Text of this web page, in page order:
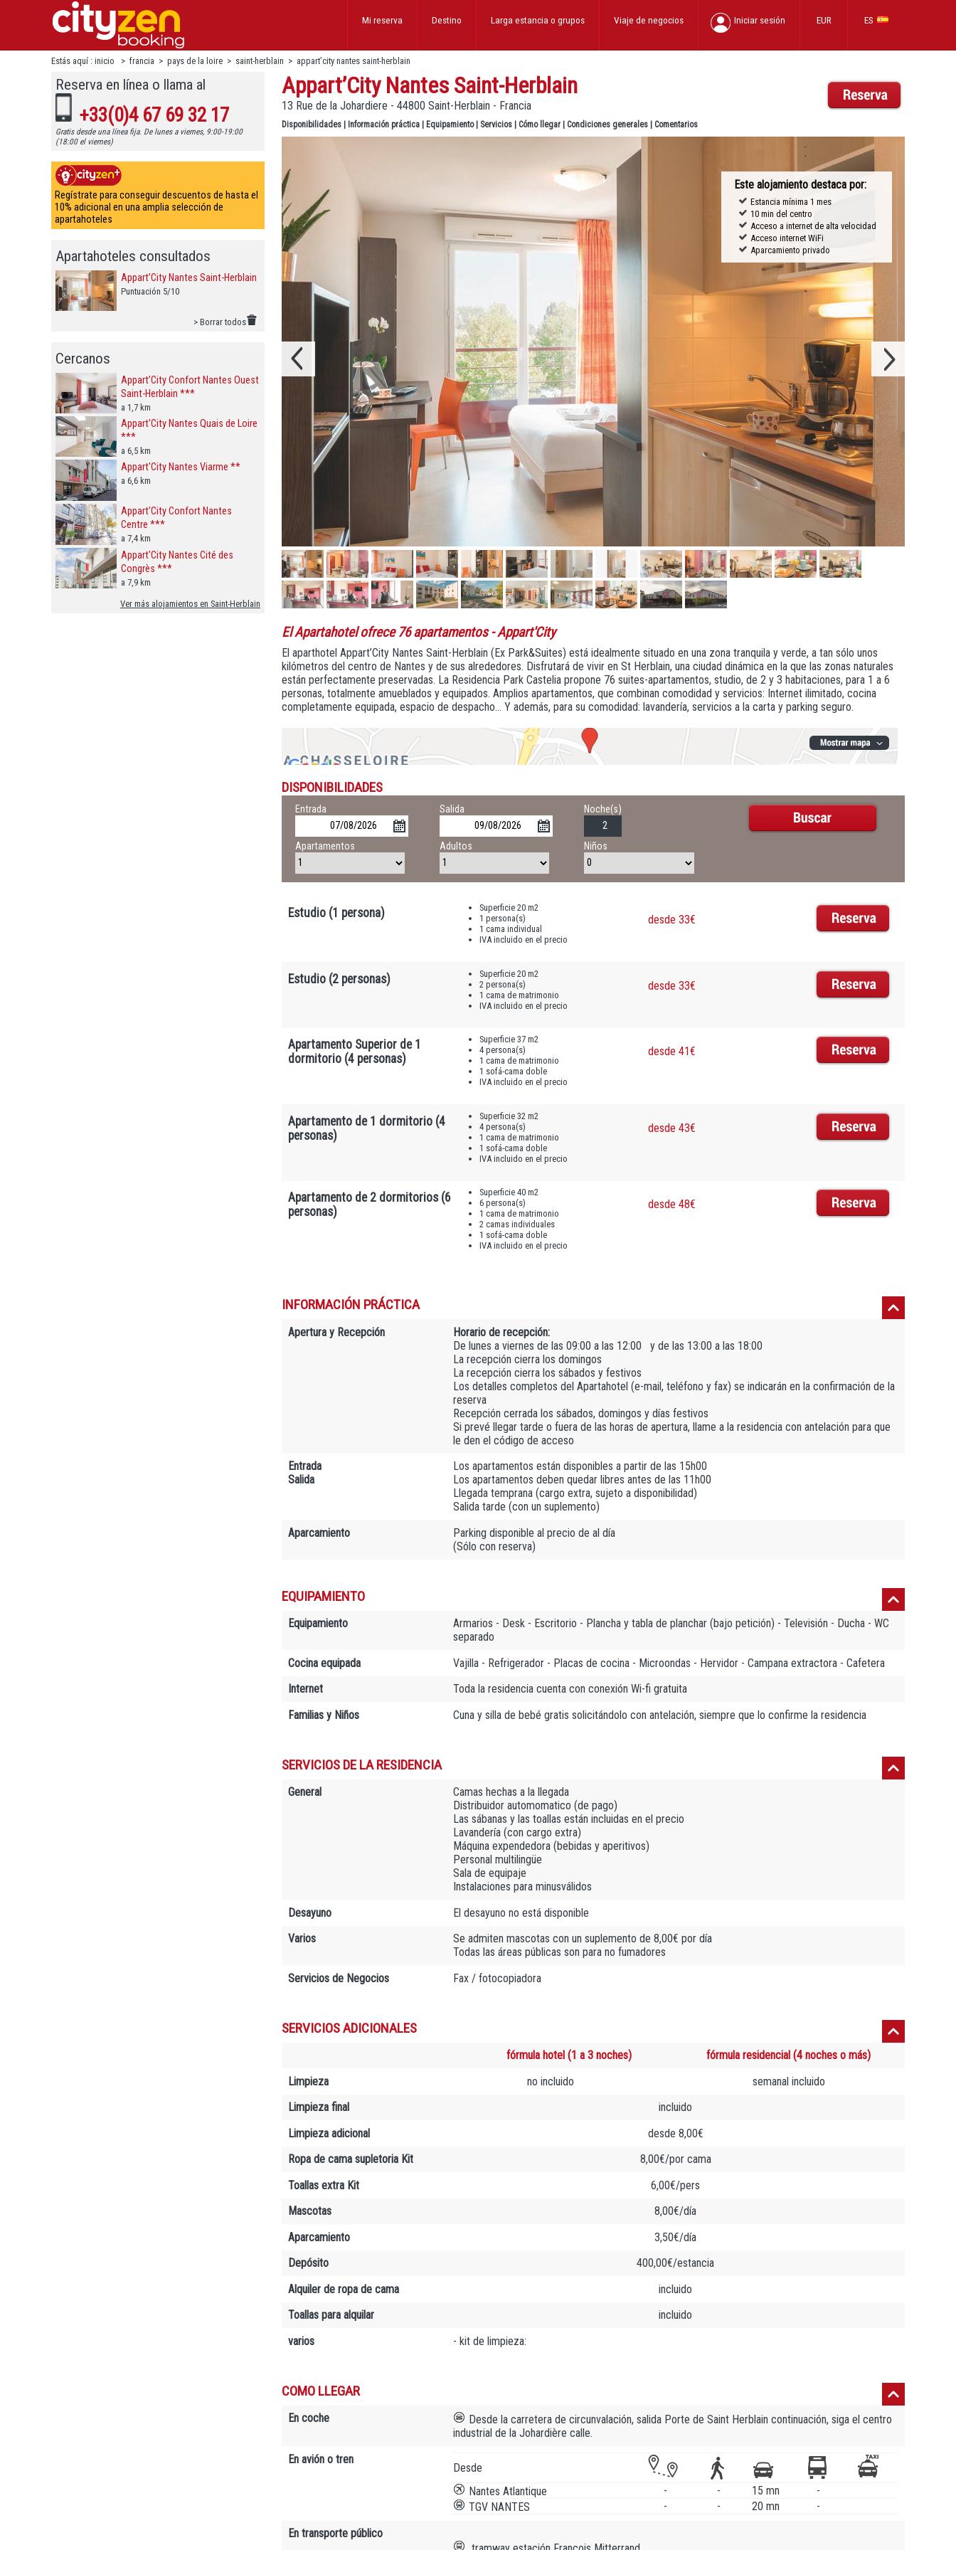
ES
EUR
Iniciar sesión
Viaje de negocios
Larga estancia o grupos
Destino
Mi reserva
Estás aquí : inicio > francia > pays de la loire > saint-herblain > appart’city nantes saint-herblain
Reserva en línea o llama al
+33(0)4 67 69 32 17
Gratis desde una línea fija. De lunes a viernes, 9:00-19:00
(18:00 el viernes)
Regístrate para conseguir descuentos de hasta el
10% adicional en una amplia selección de
apartahoteles
Apartahoteles consultados
Appart’City Nantes Saint-Herblain
Puntuación 5/10
> Borrar todos
Cercanos
Appart’City Confort Nantes Ouest
Saint-Herblain ***
a 1,7 km
Appart'City Nantes Quais de Loire
***
a 6,5 km
Appart'City Nantes Viarme **
a 6,6 km
Appart’City Confort Nantes
Centre ***
a 7,4 km
Appart'City Nantes Cité des
Congrès ***
a 7,9 km
Ver más alojamientos en Saint-Herblain
Appart’City Nantes Saint-Herblain
13 Rue de la Johardiere - 44800 Saint-Herblain - Francia
Disponibilidades Información práctica Equipamiento| Servicios Cómo llegar Condiciones generales Comentarios
Este alojamiento destaca por:
Estancia mínima 1 mes
10 min del centro
Acceso a internet de alta velocidad
Acceso internet WiFi
Aparcamiento privado
El Apartahotel ofrece 76 apartamentos- Appart'City
El aparthotel Appart’City Nantes Saint-Herblain (Ex Park&Suites) está idealmente situado en una zona tranquila y verde, a tan sólo unos
kilómetros del centro de Nantes y de sus alrededores. Disfrutará de vivir en St Herblain, una ciudad dinámica en la que las zonas naturales
están perfectamente preservadas. La Residencia Park Castelia propone 76 suites-apartamentos, studio, de 2 y 3 habitaciones, para 1 a 6
personas, totalmente amueblados y equipados. Amplios apartamentos, que combinan comodidad y servicios: Internet ilimitado, cocina
completamente equipada, espacio de despacho... Y además, para su comodidad: lavandería, servicios a la carta y parking seguro.
DISPONIBILIDADES
Entrada Salida Noche(s)
Apartamentos Adultos Niños
Estudio (1 persona)
Superficie 20 m2
1 persona(s)
1 cama individual
IVA incluido en el precio
desde 33€
Estudio (2 personas)
Superficie 20 m2
2 persona(s)
1 cama de matrimonio
IVA incluido en el precio
desde 33€
Apartamento Superior de 1
dormitorio (4 personas)
Superficie 37 m2
4 persona(s)
1 cama de matrimonio
1 sofá-cama doble
IVA incluido en el precio
desde 41€
Apartamento de 1 dormitorio (4
personas)
Superficie 32 m2
4 persona(s)
1 cama de matrimonio
1 sofá-cama doble
IVA incluido en el precio
desde 43€
Apartamento de 2 dormitorios (6
personas)
Superficie 40 m2
6 persona(s)
1 cama de matrimonio
2 camas individuales
1 sofá-cama doble
IVA incluido en el precio
desde 48€
INFORMACIÓN PRÁCTICA
Apertura y Recepción
Horario de recepción:
De lunes a viernes de las 09:00 a las 12:00 y de las 13:00 a las 18:00
La recepción cierra los domingos
La recepción cierra los sábados y festivos
Los detalles completos del Apartahotel (e-mail, teléfono y fax) se indicarán en la confirmación de la
reserva
Recepción cerrada los sábados, domingos y días festivos
Si prevé llegar tarde o fuera de las horas de apertura, llame a la residencia con antelación para que
le den el código de acceso
Entrada
Salida
Los apartamentos están disponibles a partir de las 15h00
Los apartamentos deben quedar libres antes de las 11h00
Llegada temprana (cargo extra, sujeto a disponibilidad)
Salida tarde (con un suplemento)
Aparcamiento
Parking disponible al precio de al día
(Sólo con reserva)
EQUIPAMIENTO
Equipamiento
Armarios - Desk - Escritorio - Plancha y tabla de planchar (bajo petición) - Televisión - Ducha - WC
separado
Cocina equipada
Vajilla - Refrigerador - Placas de cocina - Microondas - Hervidor - Campana extractora - Cafetera
Internet
Toda la residencia cuenta con conexión Wi-fi gratuita
Familias y Niños
Cuna y silla de bebé gratis solicitándolo con antelación, siempre que lo confirme la residencia
SERVICIOS DE LA RESIDENCIA
General
Camas hechas a la llegada
Distribuidor automomatico (de pago)
Las sábanas y las toallas están incluidas en el precio
Lavandería (con cargo extra)
Máquina expendedora (bebidas y aperitivos)
Personal multilingüe
Sala de equipaje
Instalaciones para minusválidos
Desayuno
El desayuno no está disponible
Varios
Se admiten mascotas con un suplemento de 8,00€ por día
Todas las áreas públicas son para no fumadores
Servicios de Negocios
Fax / fotocopiadora
SERVICIOS ADICIONALES
fórmula residencial (4 noches o más)
fórmula hotel (1 a 3 noches)
Limpieza
semanal incluido
no incluido
Limpieza final
incluido
Limpieza adicional
desde 8,00€
Ropa de cama supletoria Kit
8,00€/por cama
Toallas extra Kit
6,00€/pers
Mascotas
8,00€/día
Aparcamiento
3,50€/día
Depósito
400,00€/estancia
Alquiler de ropa de cama
incluido
Toallas para alquilar
incluido
varios
- kit de limpieza:
COMO LLEGAR
En coche
Desde la carretera de circunvalación, salida Porte de Saint Herblain continuación, siga el centro
industrial de la Johardière calle.
En avión o tren
Desde
Nantes Atlantique
- - 15 mn
-
TGV NANTES
- - 20 mn -
En transporte público